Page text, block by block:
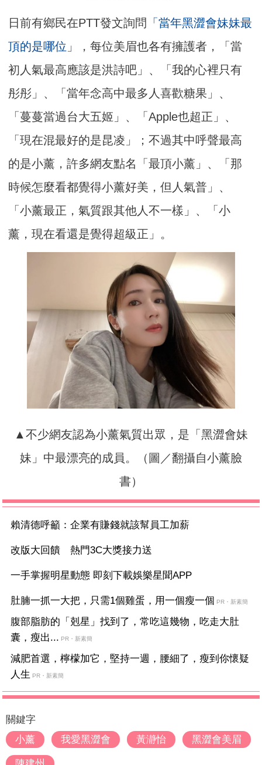
日前有鄉民在PTT發文詢問
「當年黑澀會妹妹最
頂的是哪位」
，每位美眉也各有擁護者，「當
初人氣最高應該是洪詩吧」、「我的心裡只有
彤彤」、「當年念高中最多人喜歡糖果」、
「蔓蔓當過台大五姬」、「Apple也超正」、
「現在混最好的是昆凌」；不過其中呼聲最高
的是小薰，許多網友點名「最頂小薰」、「那
時候怎麼看都覺得小薰好美，但人氣普」、
「小薰最正，氣質跟其他人不一樣」、「小
薰，現在看還是覺得超級正」。
▲不少網友認為小薰氣質出眾，是「黑澀會妹
妹」中最漂亮的成員。（圖／翻攝自小薰臉
書）
賴清德呼籲：企業有賺錢就該幫員工加薪
改版大回饋 熱門3C大獎接力送
一手掌握明星動態 即刻下載娛樂星聞APP
肚腩一抓一大把，只需1個雞蛋，用一個瘦一個 PR・新素簡
腹部脂肪的「剋星」找到了，常吃這幾物，吃走大肚
囊，瘦出... PR・新素簡
減肥首選，檸檬加它，堅持一週，腰細了，瘦到你懷疑
人生 PR・新素簡
關鍵字
小薰
我愛黑澀會 黃瀞怡 黑澀會美眉